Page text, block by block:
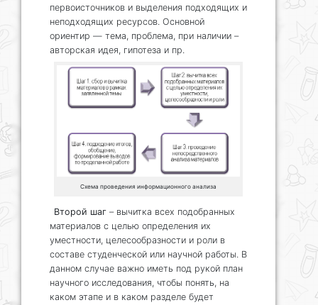
первоисточников и выделения подходящих и
неподходящих ресурсов. Основной
ориентир — тема, проблема, при наличии –
авторская идея, гипотеза и пр.
Схема проведения информационного анализа
Второй шаг – вычитка всех подобранных
материалов с целью определения их
уместности, целесообразности и роли в
составе студенческой или научной работы. В
данном случае важно иметь под рукой план
научного исследования, чтобы понять, на
каком этапе и в каком разделе будет